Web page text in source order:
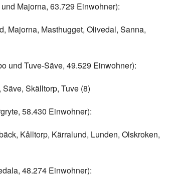
Majorna, 63.729 Einwohner):
Majorna, Masthugget, Olivedal, Sanna,
und Tuve-Säve, 49.529 Einwohner):
Skälltorp, Tuve (8)
58.430 Einwohner):
Kålltorp, Kärralund, Lunden, Olskroken,
48.274 Einwohner):